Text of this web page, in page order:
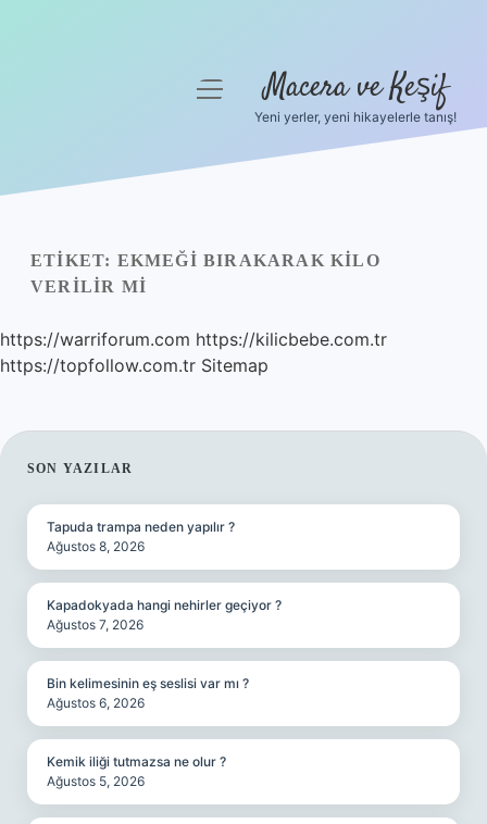
Yasal Uyarı
menüyüMacera ve Keşif
Yeni yerler, yeni hikayelerle tanış!
ETIKET: EKMEĞI BIRAKARAK KILO
VERILIR MI
https://warriforum.com https://kilicbebe.com.tr
https://topfollow.com.tr Sitemap
SIDEBAR
SON YAZILAR
Tapuda trampa neden yapılır ?
Ağustos 8, 2026
Kapadokyada hangi nehirler geçiyor ?
Ağustos 7, 2026
Bin kelimesinin eş seslisi var mı ?
Ağustos 6, 2026
Kemik iliği tutmazsa ne olur ?
Ağustos 5, 2026